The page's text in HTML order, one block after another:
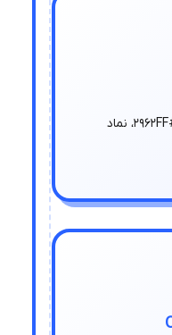
آبی پررنگ و پرجذبه #2962FF، نماد